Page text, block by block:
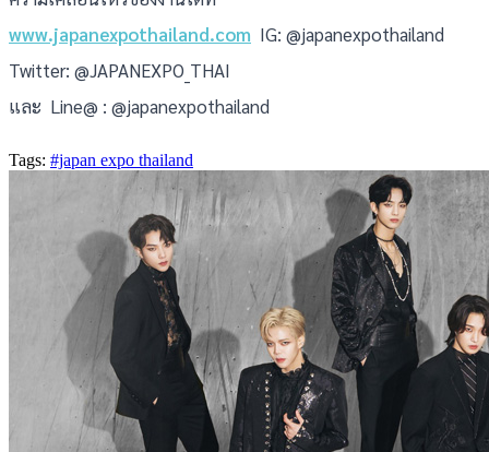
www.japanexpothailand.com IG: @japanexpothailand
Twitter: @JAPANEXPO_THAI
และ Line@ : @japanexpothailand
Tags: #japan expo thailand